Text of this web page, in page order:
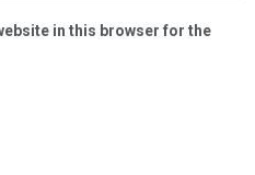
in this browser for the